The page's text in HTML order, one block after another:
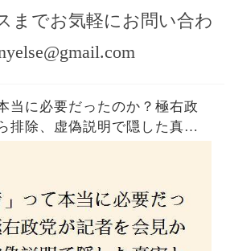
までお気軽にお問い合わ
当に必要だったのか？極右政
排除、虚偽説明で隠した真実